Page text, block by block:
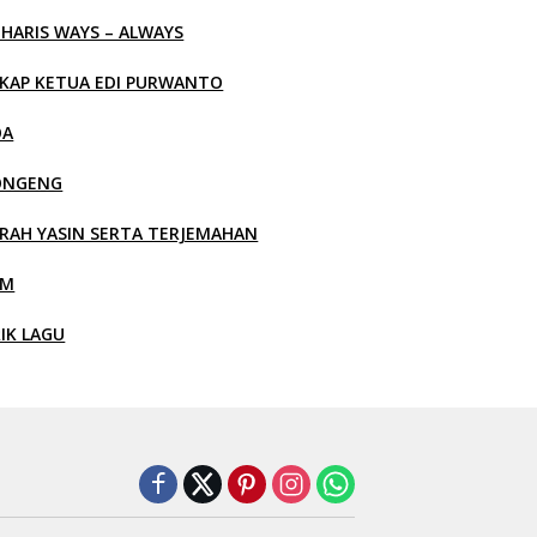
WAYS – ALWAYS
KETUA EDI PURWANTO
YASIN SERTA TERJEMAHAN
LAGU